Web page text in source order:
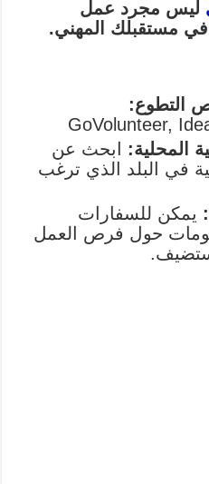
ليس مجرد عمل
مستقبلك المهني.
التطوع:
GoVolunteer,
المحلية:
ابحث عن
في البلد الذي ترغب
يمكن للسفارات
حول فرص العمل